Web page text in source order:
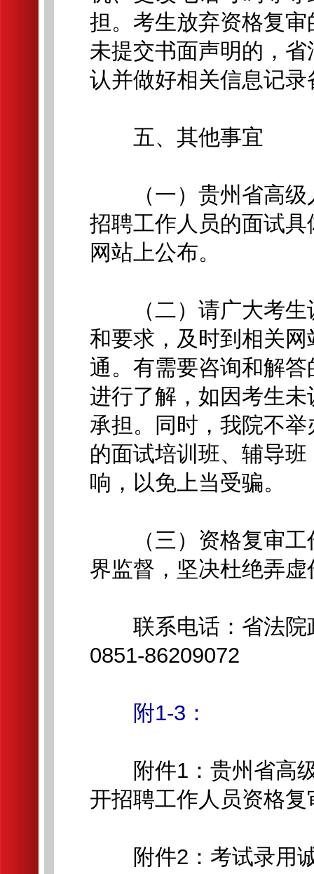
担。考生放弃资格复
未提交书面声明的，
认并做好相关信息记录
五、其他事宜
（一）贵州省高级
招聘工作人员的面试
网站上公布。
（二）请广大考生
和要求，及时到相关
通。有需要咨询和解
进行了解，如因考生
承担。同时，我院不
的面试培训班、辅导
响，以免上当受骗。
（三）资格复审工
界监督，坚决杜绝弄
联系电话：省法院
0851-86209072
附1-3：
附件1：贵州省高级
开招聘工作人员资格
附件2：考试录用诚